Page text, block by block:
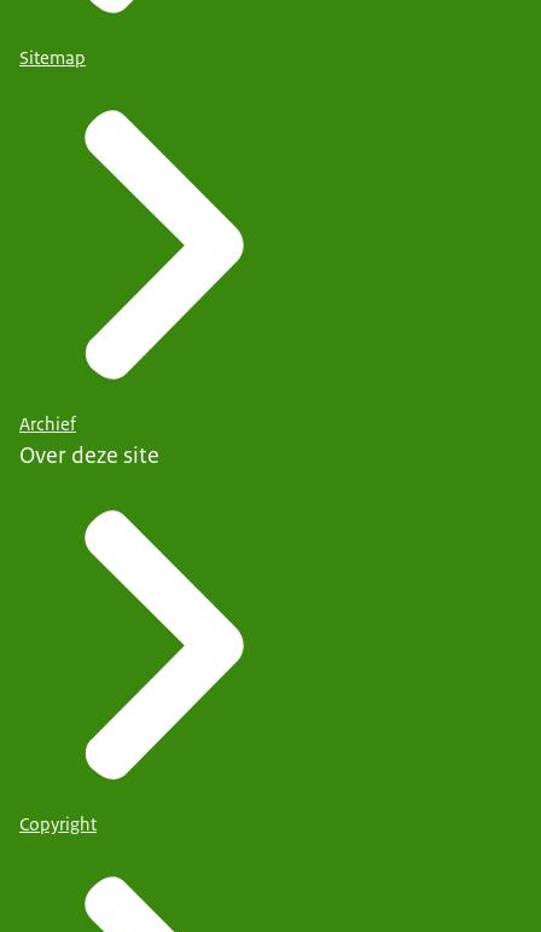
Sitemap
Archief
Over deze site
Copyright